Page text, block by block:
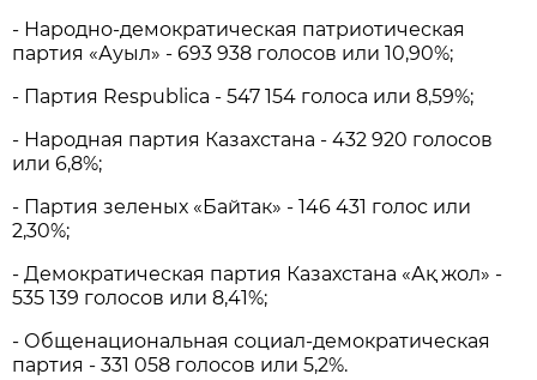
- Народно-демократическая патриотическая
партия «Ауыл» - 693 938 голосов или 10,90%;
- Партия Respublica - 547 154 голоса или 8,59%;
- Народная партия Казахстана - 432 920 голосов
или 6,8%;
- Партия зеленых «Байтак» - 146 431 голос или
2,30%;
- Демократическая партия Казахстана «Ақ жол» -
535 139 голосов или 8,41%;
- Общенациональная социал-демократическая
партия - 331 058 голосов или 5,2%.